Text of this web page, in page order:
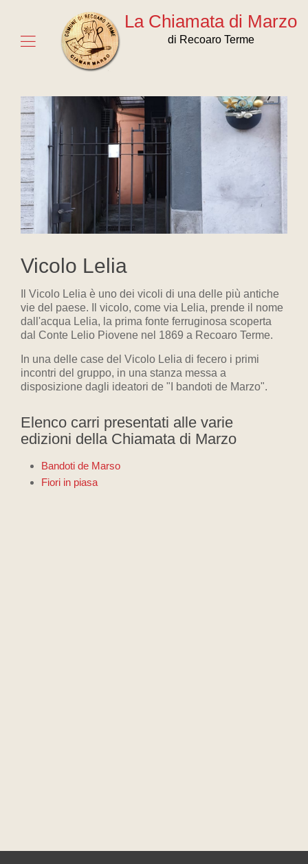
La Chiamata di Marzo
di Recoaro Terme
Vicolo Lelia
Il Vicolo Lelia è uno dei vicoli di una delle più antiche
vie del paese. Il vicolo, come via Lelia, prende il nome
dall'acqua Lelia, la prima fonte ferruginosa scoperta
dal Conte Lelio Piovene nel 1869 a Recoaro Terme.
In una delle case del Vicolo Lelia di fecero i primi
incontri del gruppo, in una stanza messa a
disposizione dagli ideatori de "I bandoti de Marzo".
Elenco carri presentati alle varie
edizioni della Chiamata di Marzo
Bandoti de Marso
Fiori in piasa